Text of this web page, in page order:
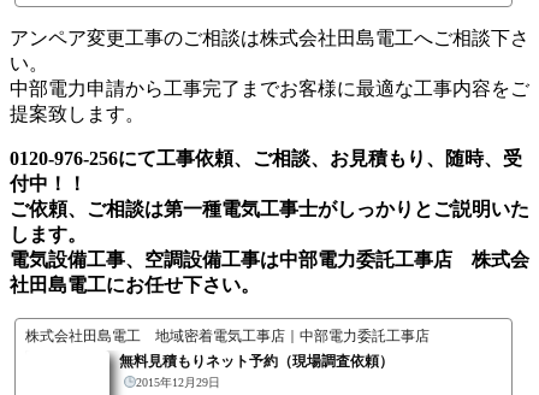
でした。お客様とご相談の上、電...
アンペア変更工事のご相談は株式会社田島電工へご相談下さ
い。
中部電力申請から工事完了までお客様に最適な工事内容をご
提案致します。
0120-976-256にて工事依頼、ご相談、お見積もり、随時、受
付中！！
ご依頼、ご相談は第一種電気工事士がしっかりとご説明いた
します。
電気設備工事、空調設備工事は中部電力委託工事店 株式会
社田島電工にお任せ下さい。
株式会社田島電工 地域密着電気工事店｜中部電力委託工事店
無料見積もりネット予約（現場調査依頼）
2015年12月29日